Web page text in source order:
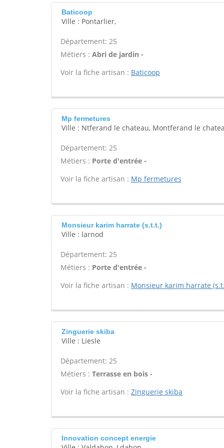
Baticoop
Ville : Pontarlier,
Département: 25
Métiers : Abri de jardin -
Voir la fiche artisan : Baticoop
Mp fermetures
Ville : Ntferand le chateau, Montferand le
Département: 25
Métiers : Porte d'entrée -
Voir la fiche artisan : Mp fermetures
Monsieur karim harrate (s.t.t.)
Ville : larnod
Département: 25
Métiers : Porte d'entrée -
Voir la fiche artisan : Monsieur karim harrate
Zinguerie skiba
Ville : Liesle
Département: 25
Métiers : Terrasse en bois -
Voir la fiche artisan : Zinguerie skiba
Innovation concept energie